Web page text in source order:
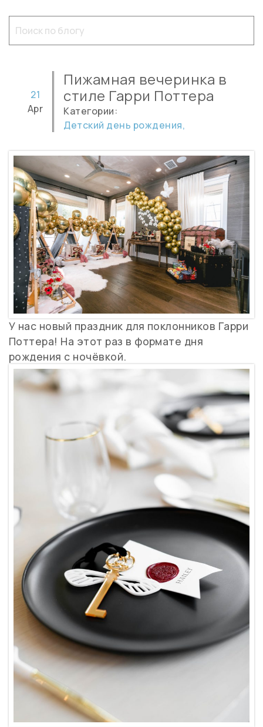
Пижамная вечеринка в
стиле Гарри Поттера
21
Apr
Категории:
Детский день рождения,
У нас новый праздник для поклонников Гарри
Поттера! На этот раз в формате дня
рождения с ночёвкой.